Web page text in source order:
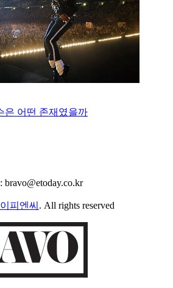
은 어떤 존재였을까
피엔씨 . All rights reserved